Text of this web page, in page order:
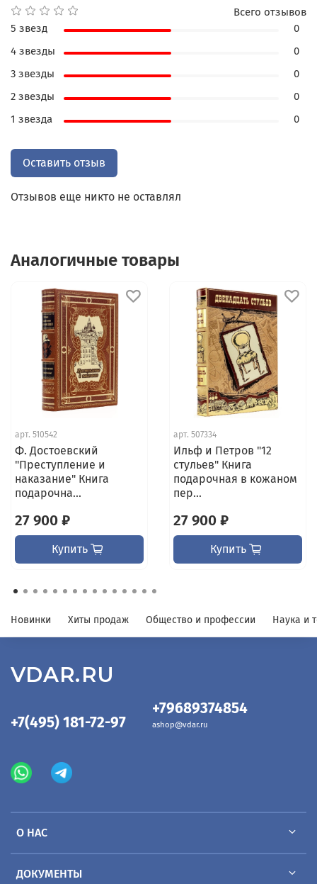
к этой великой тайне. Авторы: Маргарита
Франсуа Прево, Даниель Дефо, Дени Дидро,
Шодерло де Лакло,Клод де Кребийон-сын,
Жермена де Сталь, Джейн Остен, Стендаль, Оноре
Гончаров,Антон Чехов, Шарлотта Бронте, Эмили
Бронте, Энн Бронте, Иван Тургенев,Гюстав
Харди, Генри Джеймс,Ги де Мопассан, Джон
Голсуорси,Александр Куприн, Иван Бунин, Джек
*цвет и текстура кожи могут отличаться от
Отзывов еще никто не оставлял
Всего отзывов
5 звезд
0
4 звезды
0
3 звезды
0
2 звезды
0
1 звезда
0
Оставить отзыв
Аналогичные товары
арт. 510542
Ф. Достоевский
"Преступление и
наказание" Книга
подарочна...
27 900 ₽
Купить
арт. 507334
Ильф и Петров "12
стульев" Книга
подарочная в кожаном
пер...
27 900 ₽
Купить
Новинки Хиты продаж Общество и профессии Наука и
О НАС
ДОКУМЕНТЫ
+7(495) 181-72-97
+79689374854
ashop@vdar.ru
VDAR.RU